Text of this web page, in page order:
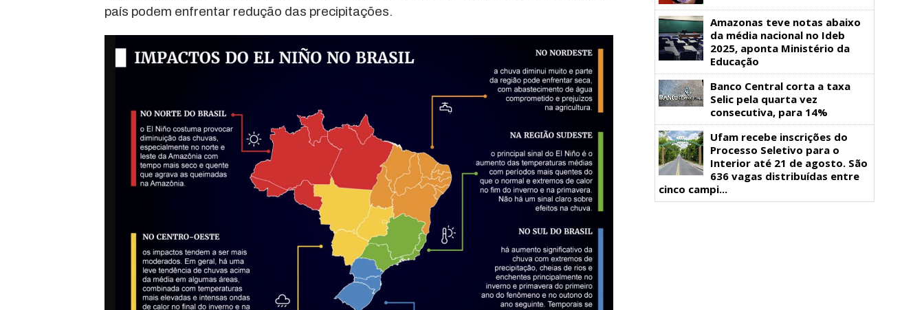
país podem enfrentar redução das precipitações.
Amazonas teve notas abaixo
da média nacional no Ideb
2025, aponta Ministério da
Educação
Banco Central corta a taxa
Selic pela quarta vez
consecutiva, para 14%
Ufam recebe inscrições do
Processo Seletivo para o
Interior até 21 de agosto. São
636 vagas distribuídas entre
cinco campi...